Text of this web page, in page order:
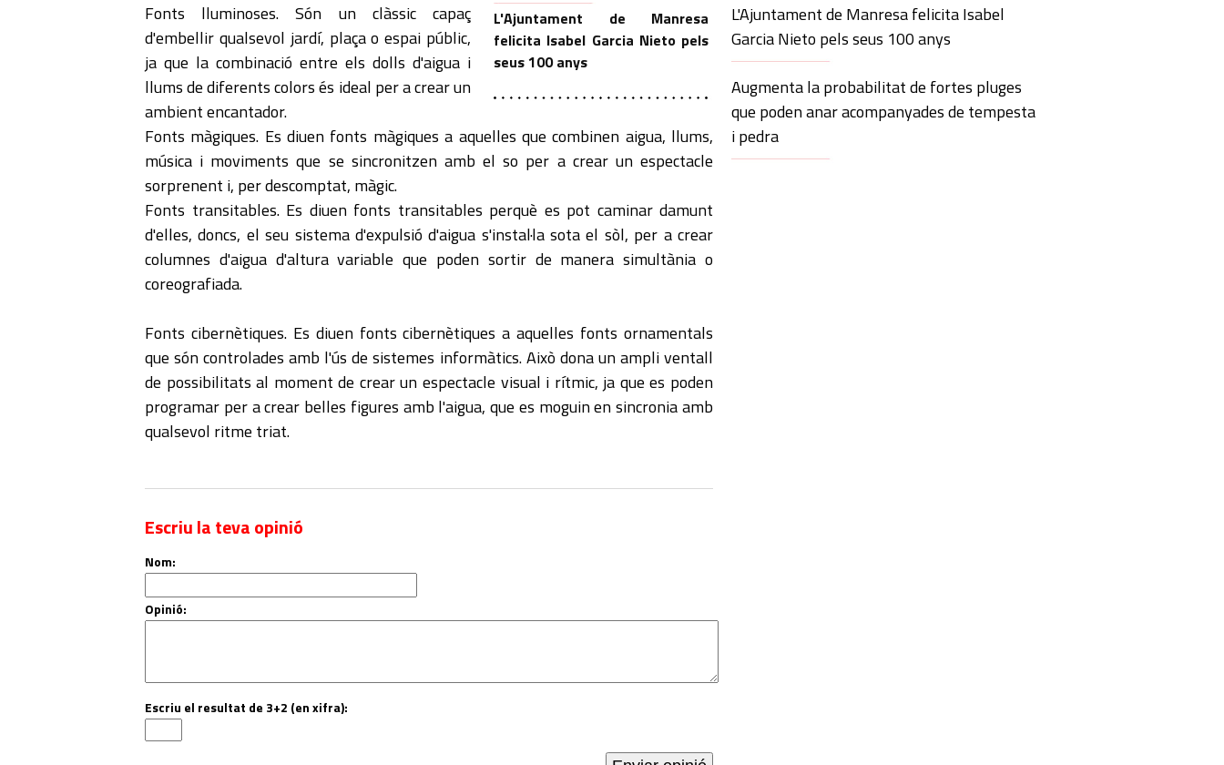
L'Ajuntament de Manresa
felicita Isabel Garcia Nieto pels
seus 100 anys
Fonts lluminoses. Són un clàssic capaç
d'embellir qualsevol jardí, plaça o espai públic,
ja que la combinació entre els dolls d'aigua i
llums de diferents colors és ideal per a crear un
ambient encantador.
Fonts màgiques. Es diuen fonts màgiques a aquelles que combinen aigua, llums,
música i moviments que se sincronitzen amb el so per a crear un espectacle
sorprenent i, per descomptat, màgic.
Fonts transitables. Es diuen fonts transitables perquè es pot caminar damunt
d'elles, doncs, el seu sistema d'expulsió d'aigua s'instal·la sota el sòl, per a crear
columnes d'aigua d'altura variable que poden sortir de manera simultània o
coreografiada.
Fonts cibernètiques. Es diuen fonts cibernètiques a aquelles fonts ornamentals
que són controlades amb l'ús de sistemes informàtics. Això dona un ampli ventall
de possibilitats al moment de crear un espectacle visual i rítmic, ja que es poden
programar per a crear belles figures amb l'aigua, que es moguin en sincronia amb
qualsevol ritme triat.
Escriu la teva opinió
Nom:
Opinió:
Escriu el resultat de 3+2 (en xifra):
L'Ajuntament de Manresa felicita Isabel
Garcia Nieto pels seus 100 anys
Augmenta la probabilitat de fortes pluges
que poden anar acompanyades de tempesta
i pedra